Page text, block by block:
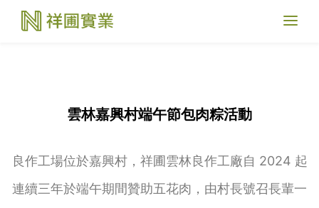
雲林嘉興村端午節包肉粽活動
良作工場位於嘉興村，祥圃雲林良作工廠自 2024 起
連續三年於端午期間贊助五花肉，由村長號召長輩一